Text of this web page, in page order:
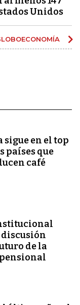
Unidos
sigue en el top
países que
café
discusión
de la